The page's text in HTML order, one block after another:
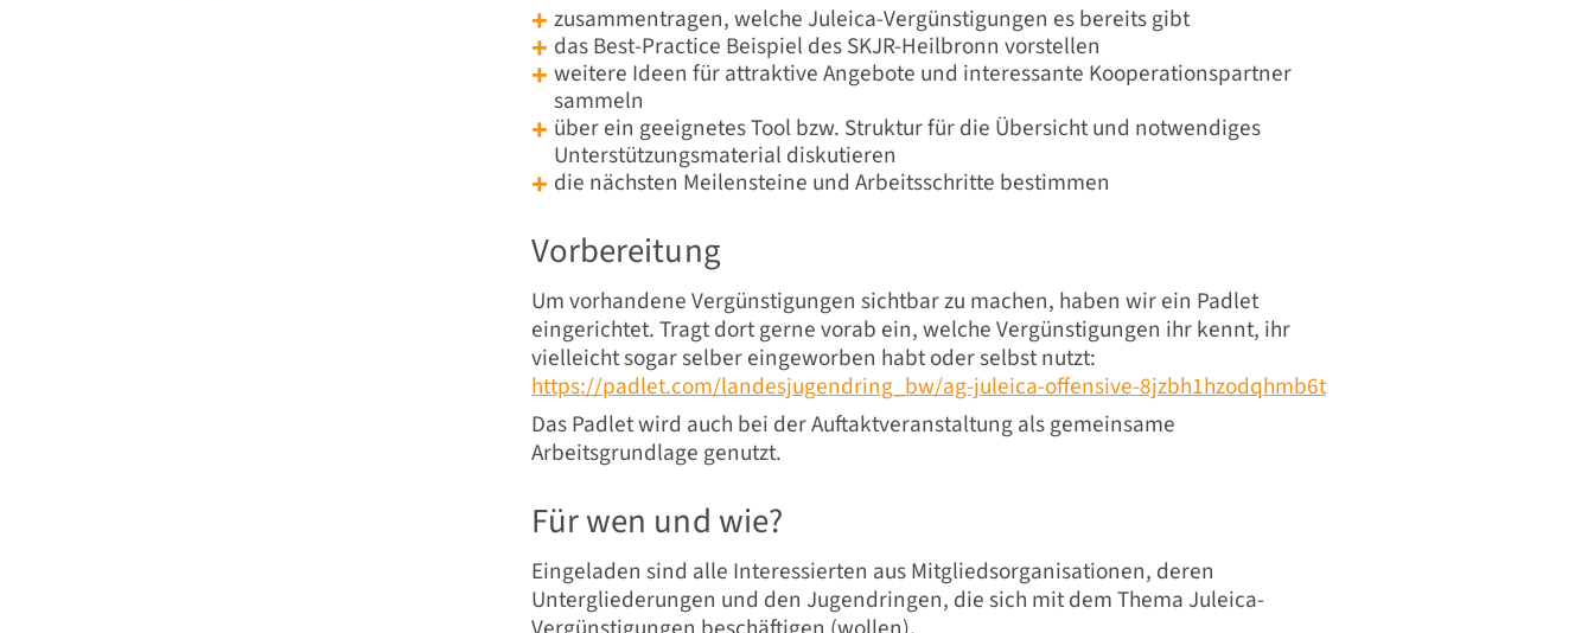
zusammentragen, welche Juleica-Vergünstigungen es bereits gibt
das Best-Practice Beispiel des SKJR-Heilbronn vorstellen
weitere Ideen für attraktive Angebote und interessante Kooperationspartner
sammeln
über ein geeignetes Tool bzw. Struktur für die Übersicht und notwendiges
Unterstützungsmaterial diskutieren
die nächsten Meilensteine und Arbeitsschritte bestimmen
Vorbereitung
Um vorhandene Vergünstigungen sichtbar zu machen, haben wir ein Padlet
eingerichtet. Tragt dort gerne vorab ein, welche Vergünstigungen ihr kennt, ihr
vielleicht sogar selber eingeworben habt oder selbst nutzt:
https://padlet.com/landesjugendring_bw/ag-juleica-offensive-8jzbh1hzodqhmb6t
Das Padlet wird auch bei der Auftaktveranstaltung als gemeinsame
Arbeitsgrundlage genutzt.
Für wen und wie?
Eingeladen sind alle Interessierten aus Mitgliedsorganisationen, deren
Untergliederungen und den Jugendringen, die sich mit dem Thema Juleica-